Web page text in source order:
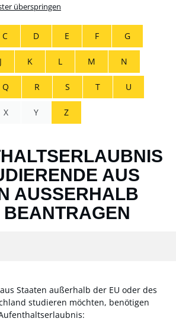
überspringen
C D E F G
J K L M N
Q R S T U
X Y Z
AUS
AUSSERHALB E
Staaten außerhalb der EU oder des
studieren möchten, benötigen